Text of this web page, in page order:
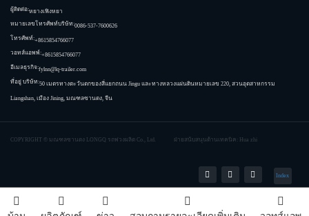
ผู้ติดต่อ:หยางเฟิงหยา
หมายเลขโทรศัพท์บริษัท:0086-537-7600626
โทรศัพท์:+8615854766077
วอทส์แอพพ์:+8615854766077
อีเมลธุรกิจ:fylnn@lq-trailer.com
ที่อยู่ บริษัท:50 เมตรทางตะวันตกของสี่แยกถนน Jingu และทางหลวงแผ่นดินหมายเลข 220, สวนอุตสาหกรรม
Liangshan, เมือง Jining, มณฑลซานตง, จีน
COPYRIGHT © มณฑลซานตง LONGQ รถพ่วงผลิต Co., Ltd. ฝ่ายสนับสนุนด้านเทคนิค: Hua zhi
Index